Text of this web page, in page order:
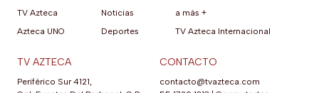
TV Azteca
Azteca UNO
Noticias
Deportes
a más +
TV Azteca Internacional
TV AZTECA
Periférico Sur 4121,
CONTACTO
contacto@tvazteca.com